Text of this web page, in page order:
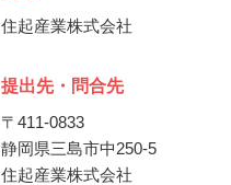
住起産業株式会社
提出先・問合先
〒411-0833
静岡県三島市中250-5
住起産業株式会社